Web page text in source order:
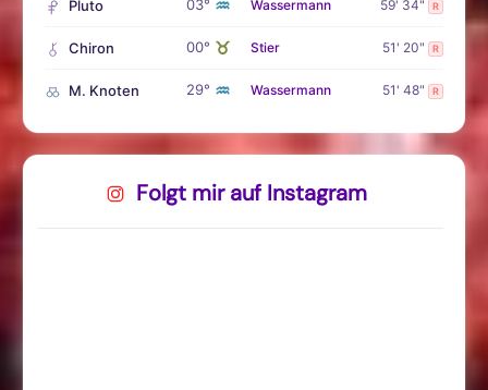
Pluto 03° ♒ Wassermann 59' 34" R
Chiron 00° ♉ Stier 51' 20" R
M. Knoten 29° ♒ Wassermann 51' 48" R
Folgt mir auf Instagram